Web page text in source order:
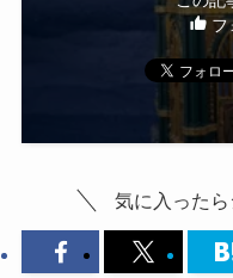
フ
気に入った